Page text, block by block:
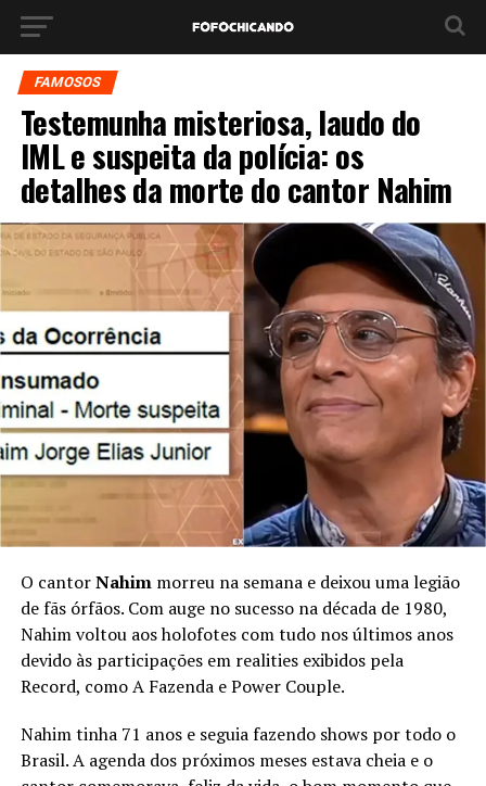
FAMOSOS
Testemunha misteriosa, laudo do
IML e suspeita da polícia: os
detalhes da morte do cantor Nahim
O cantorNahimmorreu na semana e deixou uma legião
de fãs órfãos. Com auge no sucesso na década de 1980,
Nahim voltou aos holofotes com tudo nos últimos anos
devido às participações em realities exibidos pela
Record, como A Fazenda e Power Couple.
Nahim tinha 71 anos e seguia fazendo shows por todo o
Brasil. A agenda dos próximos meses estava cheia e o